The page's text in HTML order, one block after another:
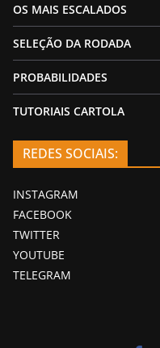
OS MAIS ESCALADOS
SELEÇÃO DA RODADA
PROBABILIDADES
TUTORIAIS CARTOLA
REDES SOCIAIS:
INSTAGRAM
FACEBOOK
TWITTER
YOUTUBE
TELEGRAM